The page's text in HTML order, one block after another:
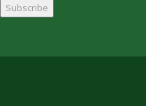
Subscribe